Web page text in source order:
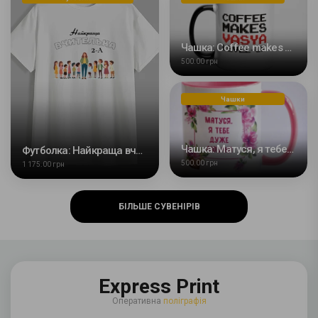
Футболка: Найкраща вчителька початкових класів
1 175.00 грн
Чашка: Сoffee makes Vasya level up
500.00 грн
Чашки
Чашка: Матуся, я тебе дуже люблю
500.00 грн
БІЛЬШЕ СУВЕНІРІВ
Express Print
Оперативна поліграфія